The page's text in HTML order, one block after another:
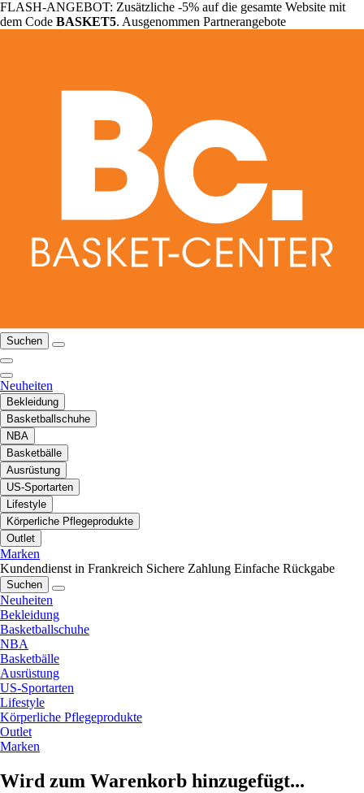
FLASH-ANGEBOT: Zusätzliche -5% auf die gesamte Website mit
dem Code BASKET5. Ausgenommen Partnerangebote
Suchen
Neuheiten
Bekleidung
Basketballschuhe
NBA
Basketbälle
Ausrüstung
US-Sportarten
Lifestyle
Körperliche Pflegeprodukte
Outlet
Marken
Kundendienst in Frankreich Sichere Zahlung Einfache Rückgabe
Suchen
Neuheiten
Bekleidung
Basketballschuhe
NBA
Basketbälle
Ausrüstung
US-Sportarten
Lifestyle
Körperliche Pflegeprodukte
Outlet
Marken
Wird zum Warenkorb hinzugefügt...